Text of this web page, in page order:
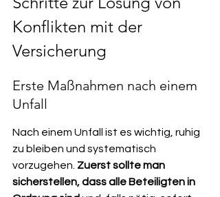
Konflikten mit der
Versicherung
Erste Maßnahmen nach einem
Unfall
Nach einem Unfall ist es wichtig, ruhig
zu bleiben und systematisch
vorzugehen. Zuerst sollte man
sicherstellen, dass alle Beteiligten in